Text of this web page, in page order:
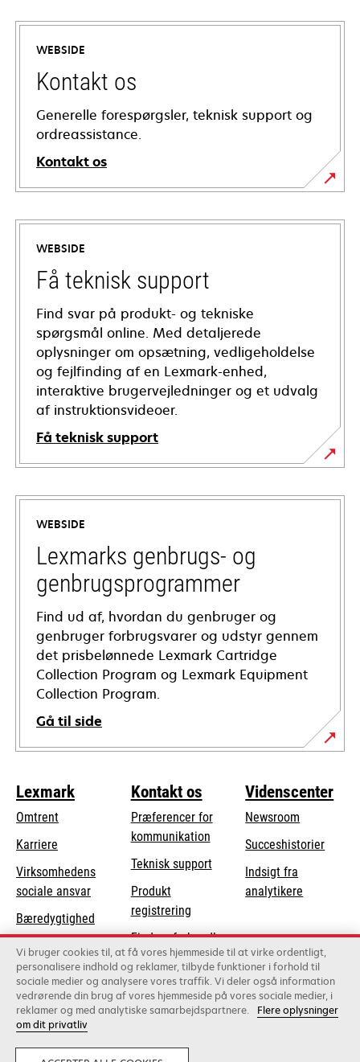
WEBSIDE
Kontakt os
Generelle forespørgsler, teknisk support og
ordreassistance.
Kontakt os
WEBSIDE
Få teknisk support
Find svar på produkt- og tekniske
spørgsmål online. Med detaljerede
oplysninger om opsætning, vedligeholdelse
og fejlfinding af en Lexmark-enhed,
interaktive brugervejledninger og et udvalg
af instruktionsvideoer.
Få teknisk support
opens
in
new
tab
WEBSIDE
Lexmarks genbrugs- og
genbrugsprogrammer
Find ud af, hvordan du genbruger og
genbruger forbrugsvarer og udstyr gennem
det prisbelønnede Lexmark Cartridge
Collection Program og Lexmark Equipment
Collection Program.
Gå til side
Lexmark
Omtrent
Karriere
Virksomhedens
sociale ansvaropens
in
a
new
tab
Bæredygtighed
Lexmark-partnere
Kontakt os
Præferencer for
kommunikation
Teknisk supportopens
tab
Produkt
registrering
Find en forhandler
Liste over
grossister
Videnscenter
Newsroom
Succeshistorier
Indsigt fra
analytikere
Lexmark International, Inc., et Xerox-selskab
©2026 Alle rettigheder forbeholdes.
Vi bruger cookies til, at få vores hjemmeside til at virke ordentligt,
personalisere indhold og reklamer, tilbyde funktioner i forhold til
sociale medier og analysere vores traffik. Vi deler også information
vedrørende din brug af vores hjemmeside på vores sociale medier, i
reklamer og med analytiske samarbejdspartnere.
Flere oplysninger
om dit privatliv